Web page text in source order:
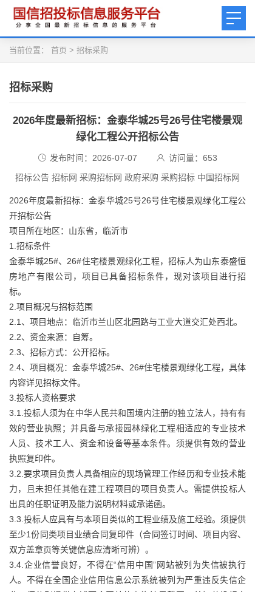
当前位置： 首页 > 招标采购
招标采购
2026年度最新招标：金泰华城25号26号住宅楼景观
绿化工程公开招标公告
发布时间：2026-07-07 访问量： 653
招标公告 招标网 采购招标网 政府采购 采购招标 中国招标网
2026年度最新招标：金泰华城25号26号住宅楼景观绿化工程公
开招标公告
项目所在地区：山东省，临沂市
1.招标条件
金泰华城25#、26#住宅楼景观绿化工程，招标人为山东泰盛恒
房地产有限公司，项目已具备招标条件，现对该项目进行招
标。
2.项目概况与招标范围
2.1、项目地点：临沂市兰山区北园路与工业大道交汇处西北。
2.2、资金来源：自筹。
2.3、招标方式：公开招标。
2.4、项目概况：金泰华城25#、26#住宅楼景观绿化工程，具体
内容详见招标文件。
3.投标人资格要求
3.1.投标人须为在中华人民共和国境内注册的独立法人，持有有
效的营业执照；并具备与承接园林绿化工程相适应的专业技术
人员、技术工人、资金和设备等基本条件。须提供有效的营业
执照复印件。
3.2.要求项目负责人具备相应的现场管理工作经历和专业技术能
力，且未担任其他在建工程项目的项目负责人。需提供投标人
出具的任职证明及能力说明材料或承诺函。
3.3.投标人应具有与本项目类似的工程业绩及施工经验。须提供
至少1份同类项目业绩合同复印件（合同签订时间、项目内容、
双方盖章页等关键信息应清晰可辨）。
3.4.企业信誉良好，不得在“信用中国”网站被列为失信被执行
人。不得在全国企业信用信息公示系统被列为严重违反失信企